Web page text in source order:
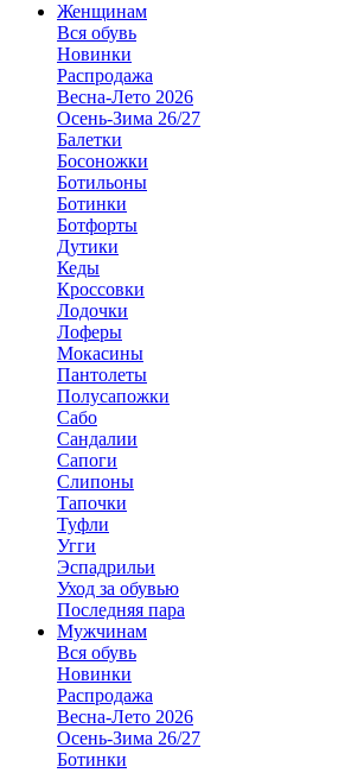
Женщинам
Вся обувь
Новинки
Распродажа
Весна-Лето 2026
Осень-Зима 26/27
Балетки
Босоножки
Ботильоны
Ботинки
Ботфорты
Дутики
Кеды
Кроссовки
Лодочки
Лоферы
Мокасины
Пантолеты
Полусапожки
Сабо
Сандалии
Сапоги
Слипоны
Тапочки
Туфли
Угги
Эспадрильи
Уход за обувью
Последняя пара
Мужчинам
Вся обувь
Новинки
Распродажа
Весна-Лето 2026
Осень-Зима 26/27
Ботинки